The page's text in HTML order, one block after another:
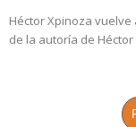
Héctor Xpinoza vuelve
de la autoría de